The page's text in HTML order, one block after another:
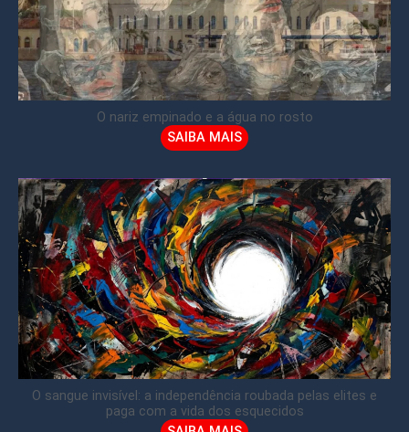
O nariz empinado e a água no rosto
SAIBA MAIS
O sangue invisível: a independência roubada pelas elites e
paga com a vida dos esquecidos